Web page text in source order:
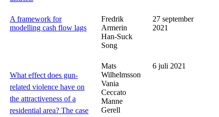
A framework for
modelling cash flow lags
Fredrik
Armerin
Han-Suck
Song
27 september
2021
What effect does gun-
related violence have on
the attractiveness of a
residential area? The case
Mats
Wilhelmsson
Vania
Ceccato
Manne
Gerell
6 juli 2021